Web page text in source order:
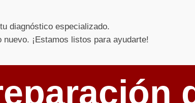
diagnóstico especializado.
¡Estamos listos para ayudarte!